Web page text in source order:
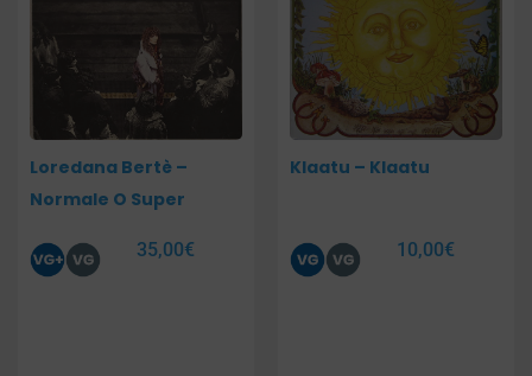
Loredana Bertè –
Normale O Super
35,00€
Klaatu – Klaatu
10,00€